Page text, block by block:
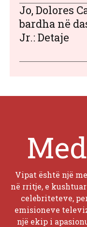
Jo, Dolores
bardha në
Jr.: Detaje
Vipat është një
në rritje, e
celebriteteve,
emisioneve
një ekip i